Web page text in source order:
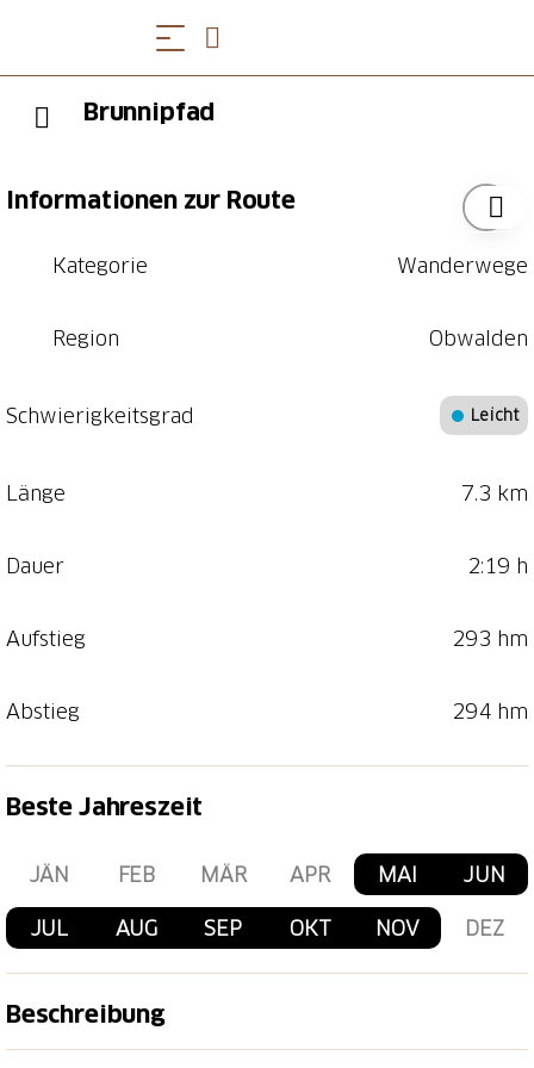
Brunnipfad
Informationen zur Route
Kategorie Wanderwege
Region Obwalden
Schwierigkeitsgrad Leicht
Länge 7.3 km
Dauer 2:19 h
Aufstieg 293 hm
Abstieg 294 hm
Beste Jahreszeit
JÄN FEB MÄR APR MAI JUN
JUL AUG SEP OKT NOV DEZ
Beschreibung